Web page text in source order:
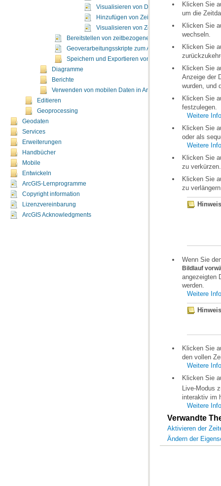
Visualisieren von Datenaktualisierungen mit
Hinzufügen von Zeitangaben zur Anzeige
Visualisieren von Zeitdaten in Diagrammen
Bereitstellen von zeitbezogenen Layern
Geoverarbeitungsskripte zum Arbeiten mit Layern und
Speichern und Exportieren von Zeitkarten
Diagramme
Berichte
Verwenden von mobilen Daten in ArcMap
Editieren
Geoprocessing
Geodaten
Services
Erweiterungen
Handbücher
Mobile
Entwickeln
ArcGIS-Lernprogramme
Copyright information
Lizenzvereinbarung
ArcGIS Acknowledgments
Klicken Sie
um die
Klicken Sie
wechseln.
Klicken Sie
Klicken Sie
Anzeige der
wurden, und
Klicken Sie
festzulegen.
Weitere
Klicken Sie
oder als
Weitere
Klicken Sie
zu
Klicken Sie
zu
Wenn Sie
Bildlauf
werden.
Weitere
Klicken Sie
den vollen
Weitere
Klicken Sie
Live-Modus
interaktiv im
Weitere
Verwandte
Aktivieren der
Ändern der